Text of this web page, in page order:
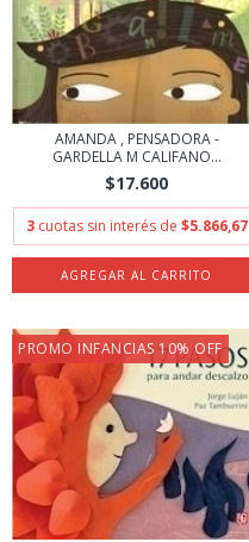
AMANDA , PENSADORA -
GARDELLA M CALIFANO...
$17.600
3 cuotas sin interés de $5.866,67
PROMO INFANCIAS 10% OFF